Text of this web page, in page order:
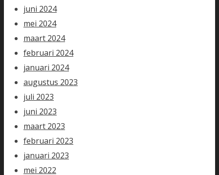
juni 2024
mei 2024
maart 2024
februari 2024
januari 2024
augustus 2023
juli 2023
juni 2023
maart 2023
februari 2023
januari 2023
mei 2022